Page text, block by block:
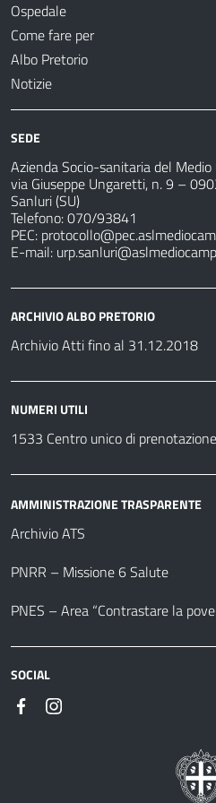
Ospedale
Come fare per
Albo Pretorio
Notizie
SEDE
Azienda Socio-sanitaria del Medio
via Giuseppe Ungaretti, n. 9 –
Sanluri (SU)
Telefono: 070/93841
PEC:
E-mail:
ARCHIVIO ALBO PRETORIO
Archivio Atti fino al 31.12.2018
NUMERI UTILI
1533 Centro unico di prenotazione
AMMINISTRAZIONE TRASPARENTE
Archivio ATS
PNRR – Missione 6 Salute
PNES – Area “Contrastare la
SOCIAL